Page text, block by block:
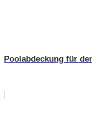
Poolabdeckung für